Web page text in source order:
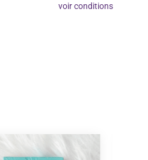
voir conditions